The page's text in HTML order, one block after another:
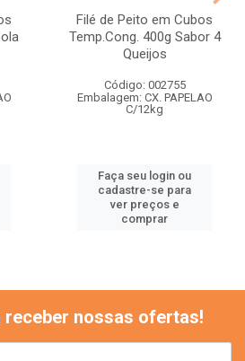
Filé de Peito em Cubos
Temp.Cong. 400g Sabor 4
Queijos
Código: 002755
Embalagem: CX. PAPELAO
C/12kg
Faça seu login ou
cadastre-se para
ver preços e
comprar
receber nossas ofertas!